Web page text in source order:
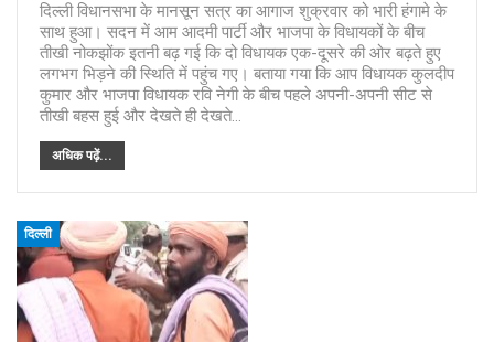
दिल्ली विधानसभा के मानसून सत्र का आगाज शुक्रवार को भारी हंगामे के
साथ हुआ। सदन में आम आदमी पार्टी और भाजपा के विधायकों के बीच
तीखी नोकझोंक इतनी बढ़ गई कि दो विधायक एक-दूसरे की ओर बढ़ते हुए
लगभग भिड़ने की स्थिति में पहुंच गए। बताया गया कि आप विधायक कुलदीप
कुमार और भाजपा विधायक रवि नेगी के बीच पहले अपनी-अपनी सीट से
तीखी बहस हुई और देखते ही देखते…
अधिक पढ़ें...
दिल्ली